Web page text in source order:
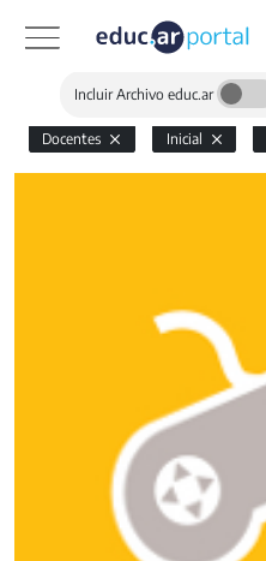
Incluir Archivo educ.ar
Docentes Inicial